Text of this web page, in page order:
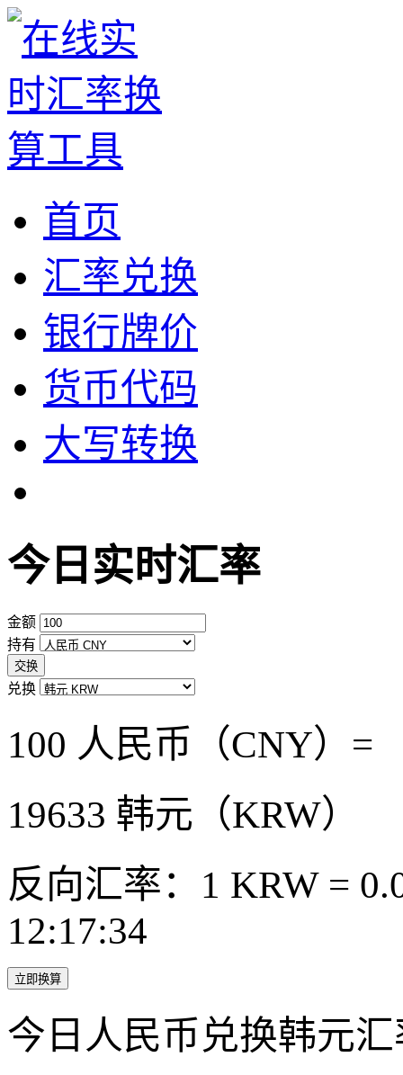
首页
汇率兑换
银行牌价
货币代码
大写转换
今日实时汇率
金额
持有
交换
兑换
100 人民币（CNY）=
19633 韩元（KRW）
反向汇率：1 KRW =
12:17:34
立即换算
今日人民币兑换韩元